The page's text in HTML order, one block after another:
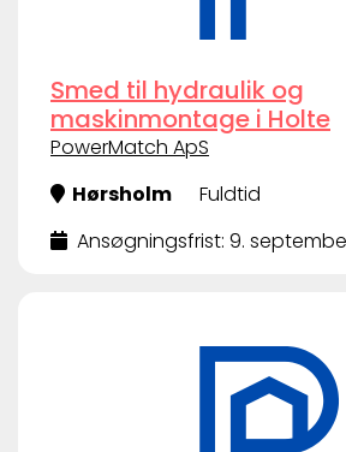
Smed til hydraulik og
maskinmontage i Holte
PowerMatch ApS
Hørsholm
Fuldtid
Ansøgningsfrist: 9.